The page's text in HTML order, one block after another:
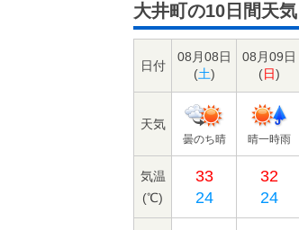
大井町の10日間天気
日付
08月08日
(土)
08月09日
(日)
天気
曇のち晴 晴一時雨
気温
(℃)
33
24
32
24